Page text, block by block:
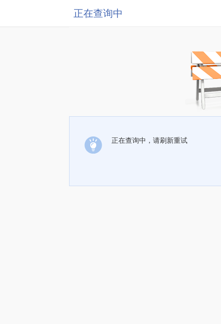
正在查询中
正在查询中，请刷新重试